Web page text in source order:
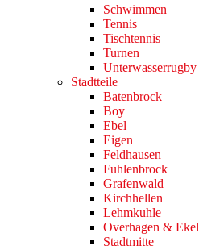
Schwimmen
Tennis
Tischtennis
Turnen
Unterwasserrugby
Stadtteile
Batenbrock
Boy
Ebel
Eigen
Feldhausen
Fuhlenbrock
Grafenwald
Kirchhellen
Lehmkuhle
Overhagen & Ekel
Stadtmitte